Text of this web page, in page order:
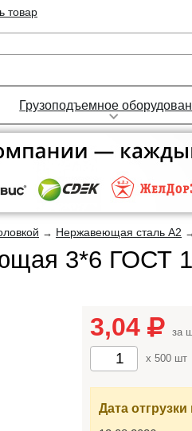
товар
Грузоподъемное
→ Нержавеющая сталь А2
3*6 ГОСТ
3,04 за
x 500 шт
Дата